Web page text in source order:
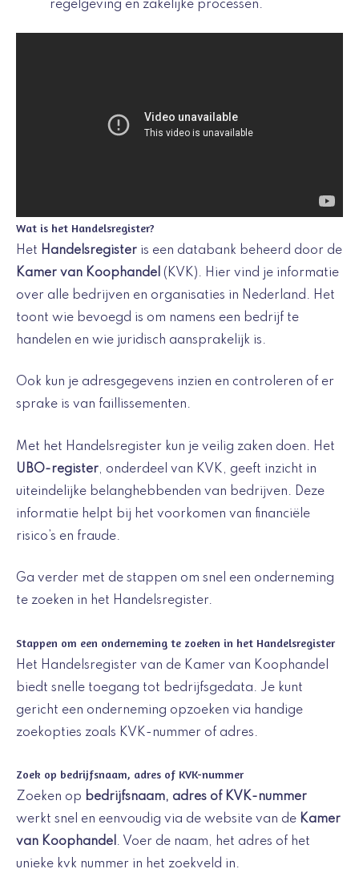
regelgeving en zakelijke processen.
Wat is het Handelsregister?
Het Handelsregister is een databank beheerd door de
Kamer van Koophandel (KVK). Hier vind je informatie
over alle bedrijven en organisaties in Nederland. Het
toont wie bevoegd is om namens een bedrijf te
handelen en wie juridisch aansprakelijk is.
Ook kun je adresgegevens inzien en controleren of er
sprake is van faillissementen.
Met het Handelsregister kun je veilig zaken doen. Het
UBO-register, onderdeel van KVK, geeft inzicht in
uiteindelijke belanghebbenden van bedrijven. Deze
informatie helpt bij het voorkomen van financiële
risico’s en fraude.
Ga verder met de stappen om snel een onderneming
te zoeken in het Handelsregister.
Stappen om een onderneming te zoeken in het Handelsregister
Het Handelsregister van de Kamer van Koophandel
biedt snelle toegang tot bedrijfsgedata. Je kunt
gericht een onderneming opzoeken via handige
zoekopties zoals KVK-nummer of adres.
Zoek op bedrijfsnaam, adres of KVK-nummer
Zoeken op bedrijfsnaam, adres of KVK-nummer
werkt snel en eenvoudig via de website van de Kamer
van Koophandel . Voer de naam, het adres of het
unieke kvk nummer in het zoekveld in.